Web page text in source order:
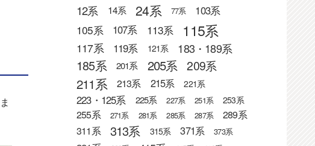
12系 14系 24系 77系 103系
105系 107系 113系 115系
117系 119系 121系 183・189系
185系 201系 205系 209系
211系 213系 215系 221系
223・125系 225系 227系 251系 253系
255系 271系 281系 285系 287系
289系
311系
313系 315系 371系 373系